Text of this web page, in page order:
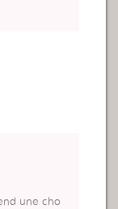
une cho